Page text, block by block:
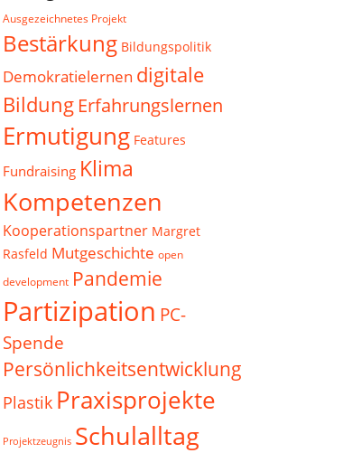
Ausgezeichnetes Projekt
Bestärkung Bildungspolitik
Demokratielernen digitale
Bildung Erfahrungslernen
Ermutigung Features
Fundraising Klima
Kompetenzen
Kooperationspartner Margret
Rasfeld Mutgeschichte open
development Pandemie
Partizipation PC-
Spende
Persönlichkeitsentwicklung
Plastik Praxisprojekte
Projektzeugnis Schulalltag